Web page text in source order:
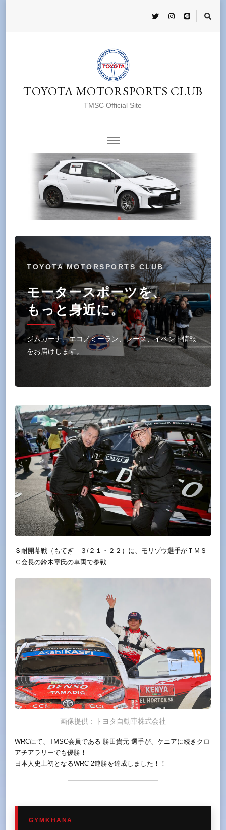
TOYOTA MOTORSPORTS CLUB
TMSC Official Site
TOYOTA MOTORSPORTS CLUB
モータースポーツを、
もっと身近に。
ジムカーナ、エコノミーラン、レース、イベント情報
をお届けします。
Ｓ耐開幕戦（もてぎ ３/２１・２２）に、モリゾウ選手がＴＭＳ
Ｃ会長の鈴木章氏の車両で参戦
画像提供：トヨタ自動車株式会社
WRCにて、TMSC会員である 勝田貴元 選手が、ケニアに続きクロ
アチアラリーでも優勝！
日本人史上初となるWRC 2連勝を達成しました！！
GYMKHANA